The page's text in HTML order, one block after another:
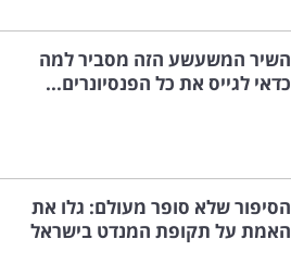
השיר המשעשע הזה מסביר למה
כדאי לגייס את כל הפנסיונרים...
הסיפור שלא סופר מעולם: גלו את
האמת על תקופת המנדט בישראל